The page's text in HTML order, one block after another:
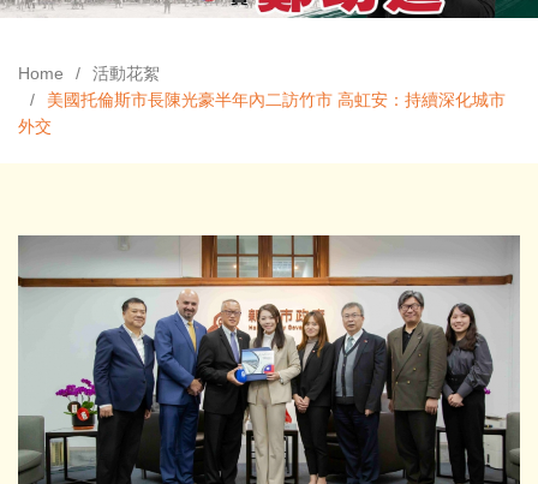
Home
活動花絮
美國托倫斯市長陳光豪半年內二訪竹市 高虹安：持續深化城市
外交